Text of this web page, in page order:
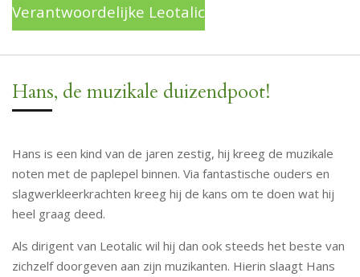
Verantwoordelijke Leotalic
Hans, de muzikale duizendpoot!
Hans is een kind van de jaren zestig, hij kreeg de muzikale
noten met de paplepel binnen. Via fantastische ouders en
slagwerkleerkrachten kreeg hij de kans om te doen wat hij
heel graag deed.
Als dirigent van Leotalic wil hij dan ook steeds het beste van
zichzelf doorgeven aan zijn muzikanten. Hierin slaagt Hans